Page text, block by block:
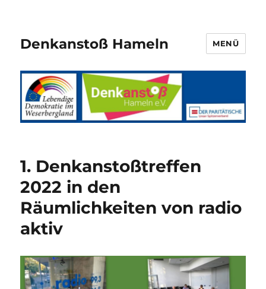
Denkanstoß Hameln MENÜ
1. Denkanstoßtreffen
2022 in den
Räumlichkeiten von radio
aktiv